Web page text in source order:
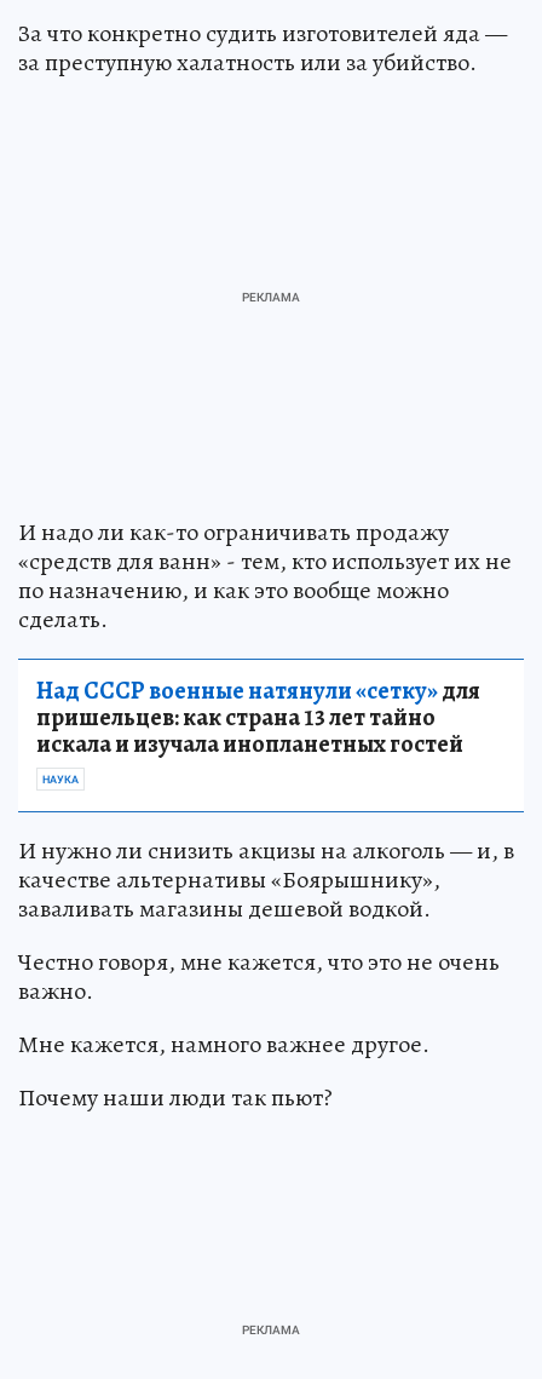
За что конкретно судить изготовителей яда —
за преступную халатность или за убийство.
И надо ли как-то ограничивать продажу
«средств для ванн» - тем, кто использует их не
по назначению, и как это вообще можно
сделать.
Над СССР военные натянули «сетку»для
пришельцев: как страна 13 лет тайно
искала и изучала инопланетных гостей
НАУКА
И нужно ли снизить акцизы на алкоголь — и, в
качестве альтернативы «Боярышнику»,
заваливать магазины дешевой водкой.
Честно говоря, мне кажется, что это не очень
важно.
Мне кажется, намного важнее другое.
Почему наши люди так пьют?